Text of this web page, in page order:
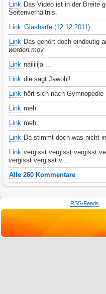
Link Das Video ist in der Breite
Seitenverhältnis.
Link Glasharfe (12.12.2011)
Link Das gehört doch eindeutig
werden.mov
Link naiiiiija ...
Link die sagt Jawohl!
Link hört sich nach
Link meh
Link meh
Link Da stimmt doch was nicht
Link vergisst vergisst vergisst
vergisst vergisst v...
Alle 260 Kommentare
RSS-Feeds